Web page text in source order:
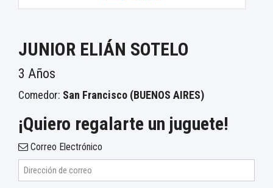
JUNIOR ELIÁN SOTELO
3 Años
Comedor: San Francisco (BUENOS AIRES)
¡Quiero regalarte un juguete!
Correo Electrónico